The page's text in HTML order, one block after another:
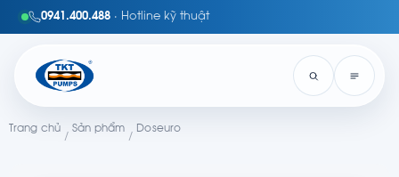
0941.400.488 · Hotline kỹ thuật
Trang chủ
/
Sản phẩm
/
Doseuro